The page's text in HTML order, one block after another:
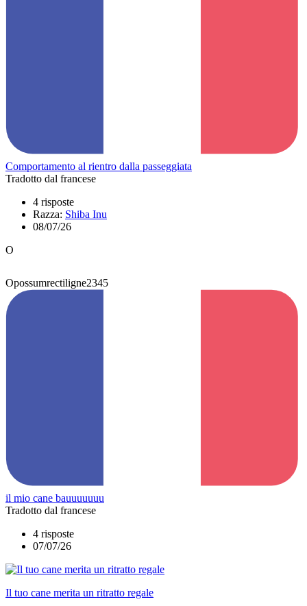
Comportamento al rientro dalla passeggiata
Tradotto dal francese
4 risposte
Razza: Shiba Inu
08/07/26
O
Opossumrectiligne2345
il mio cane bauuuuuuu
Tradotto dal francese
4 risposte
07/07/26
Il tuo cane merita un ritratto regale